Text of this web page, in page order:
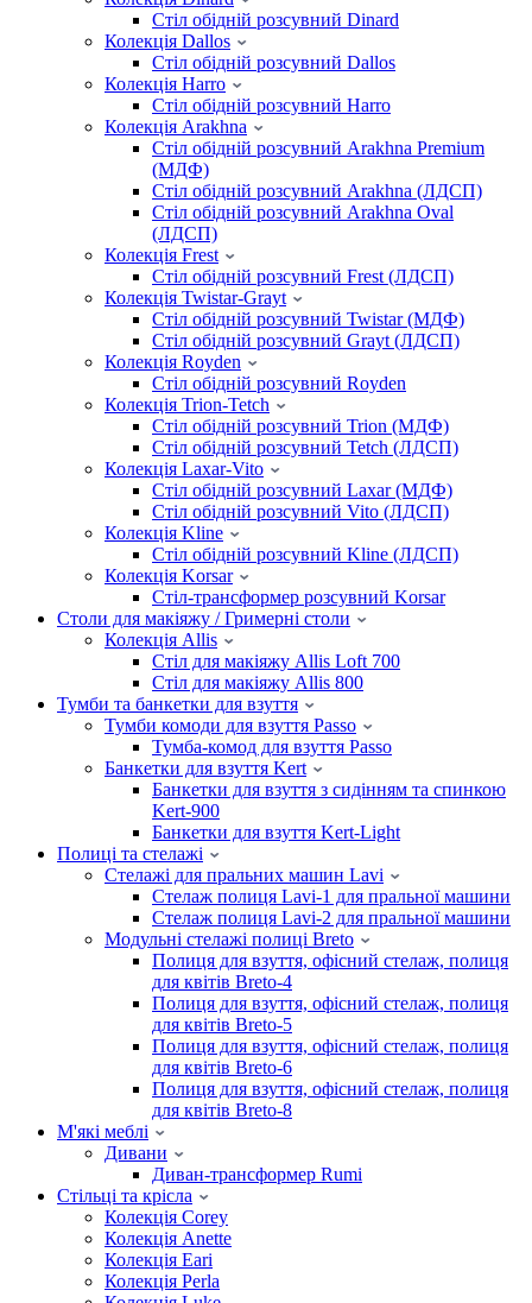
Стіл обідній розсувний Dinard
Колекція Dallos
Стіл обідній розсувний Dallos
Колекція Harro
Стіл обідній розсувний Harro
Колекція Arakhna
Стіл обідній розсувний Arakhna Premium
(МДФ)
Стіл обідній розсувний Arakhna (ЛДСП)
Стіл обідній розсувний Arakhna Oval
(ЛДСП)
Колекція Frest
Стіл обідній розсувний Frest (ЛДСП)
Колекція Twistar-Grayt
Стіл обідній розсувний Twistar (МДФ)
Стіл обідній розсувний Grayt (ЛДСП)
Колекція Royden
Стіл обідній розсувний Royden
Колекція Trion-Tetch
Стіл обідній розсувний Trion (МДФ)
Стіл обідній розсувний Tetch (ЛДСП)
Колекція Laxar-Vito
Стіл обідній розсувний Laxar (МДФ)
Стіл обідній розсувний Vito (ЛДСП)
Колекція Kline
Стіл обідній розсувний Kline (ЛДСП)
Колекція Korsar
Стіл-трансформер розсувний Korsar
Столи для макіяжу / Гримерні столи
Колекція Allis
Стіл для макіяжу Allis Loft 700
Стіл для макіяжу Allis 800
Тумби та банкетки для взуття
Тумби комоди для взуття Passo
Тумба-комод для взуття Passo
Банкетки для взуття Kert
Банкетки для взуття з сидінням та спинкою
Kert-900
Банкетки для взуття Kert-Light
Полиці та стелажі
Стелажі для пральних машин Lavi
Стелаж полиця Lavi-1 для пральної машини
Стелаж полиця Lavi-2 для пральної машини
Модульні стелажі полиці Breto
Полиця для взуття, офісний стелаж, полиця
для квітів Breto-4
Полиця для взуття, офісний стелаж, полиця
для квітів Breto-5
Полиця для взуття, офісний стелаж, полиця
для квітів Breto-6
Полиця для взуття, офісний стелаж, полиця
для квітів Breto-8
М'які меблі
Дивани
Диван-трансформер Rumi
Стільці та крісла
Колекція Corey
Колекція Anette
Колекція Eari
Колекція Perla